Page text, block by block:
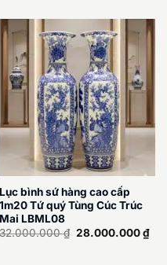
₫.
Lục bình sứ hàng cao cấp
1m20 Tứ quý Tùng Cúc Trúc
Mai LBML08
32.000.000₫ Giá
gốc
28.000.000₫Giá